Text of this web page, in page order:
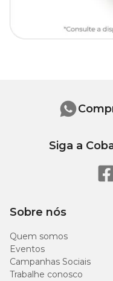
No início vaporize o
gradativamente até o seu
Sobre nós
Quem somos
Eventos
Campanhas Sociais
Trabalhe conosco
Siga a